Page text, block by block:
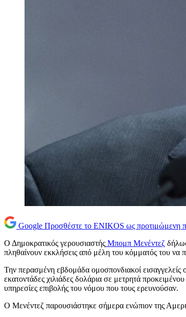
Google Προσθέστε το ENIKOS ως προτιμώμενη
Ο Δημοκρατικός γερουσιαστής Μπομπ Μενέντεζ
πληθαίνουν εκκλήσεις από μέλη του κόμματός του να
Την περασμένη εβδομάδα ομοσπονδιακοί
εκατοντάδες χιλιάδες δολάρια σε μετρητά
υπηρεσίες επιβολής του νόμου που τους ερευνούσαν.
Ο Μενέντεζ παρουσιάστηκε σήμερα ενώπιον της